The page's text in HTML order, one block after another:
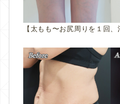
【太もも〜お尻周りを１回、